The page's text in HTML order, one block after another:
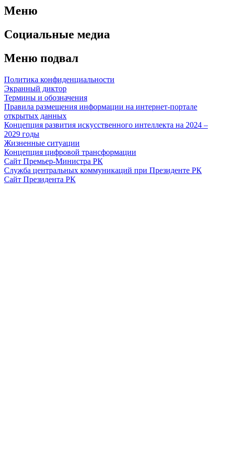
Меню
Социальные медиа
Меню подвал
Политика конфиденциальности
Экранный диктор
Термины и обозначения
Правила размещения информации на интернет-портале
открытых данных
Концепция развития искусственного интеллекта на 2024 –
2029 годы
Жизненные ситуации
Концепция цифровой трансформации
Сайт Премьер-Министра РК
Служба центральных коммуникаций при Президенте РК
Сайт Президента РК